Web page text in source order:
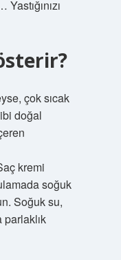
çok sıcak
doğal
kremi
soğuk
Soğuk su,